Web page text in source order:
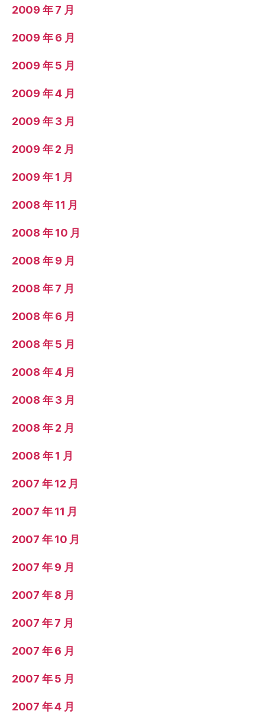
2009 年 7 月
2009 年 6 月
2009 年 5 月
2009 年 4 月
2009 年 3 月
2009 年 2 月
2009 年 1 月
2008 年 11 月
2008 年 10 月
2008 年 9 月
2008 年 7 月
2008 年 6 月
2008 年 5 月
2008 年 4 月
2008 年 3 月
2008 年 2 月
2008 年 1 月
2007 年 12 月
2007 年 11 月
2007 年 10 月
2007 年 9 月
2007 年 8 月
2007 年 7 月
2007 年 6 月
2007 年 5 月
2007 年 4 月